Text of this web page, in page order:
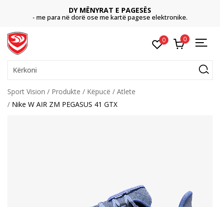
DY MËNYRAT E PAGESËS
- me para në dorë ose me kartë pagese elektronike.
0 0
Kërkoni
Sport Vision Produkte Këpucë
Atlete
Nike W AIR ZM PEGASUS 41 GTX